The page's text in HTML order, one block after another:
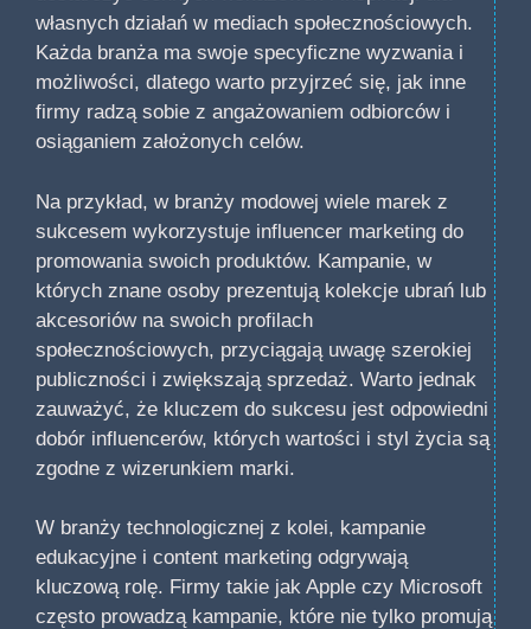
własnych działań w mediach społecznościowych.
Każda branża ma swoje specyficzne wyzwania i
możliwości, dlatego warto przyjrzeć się, jak inne
firmy radzą sobie z angażowaniem odbiorców i
osiąganiem założonych celów.
Na przykład, w branży modowej wiele marek z
sukcesem wykorzystuje influencer marketing do
promowania swoich produktów. Kampanie, w
których znane osoby prezentują kolekcje ubrań lub
akcesoriów na swoich profilach
społecznościowych, przyciągają uwagę szerokiej
publiczności i zwiększają sprzedaż. Warto jednak
zauważyć, że kluczem do sukcesu jest odpowiedni
dobór influencerów, których wartości i styl życia są
zgodne z wizerunkiem marki.
W branży technologicznej z kolei, kampanie
edukacyjne i content marketing odgrywają
kluczową rolę. Firmy takie jak Apple czy Microsoft
często prowadzą kampanie, które nie tylko promują